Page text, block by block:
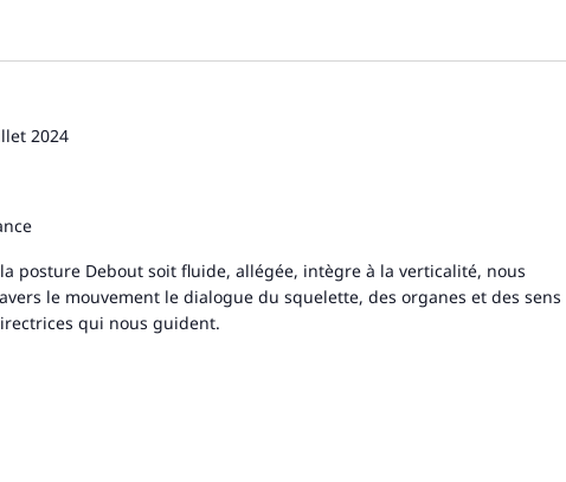
2024
posture Debout soit fluide, allégée, intègre à la verticalité, nous
le mouvement le dialogue du squelette, des organes et des sens
qui nous guident.